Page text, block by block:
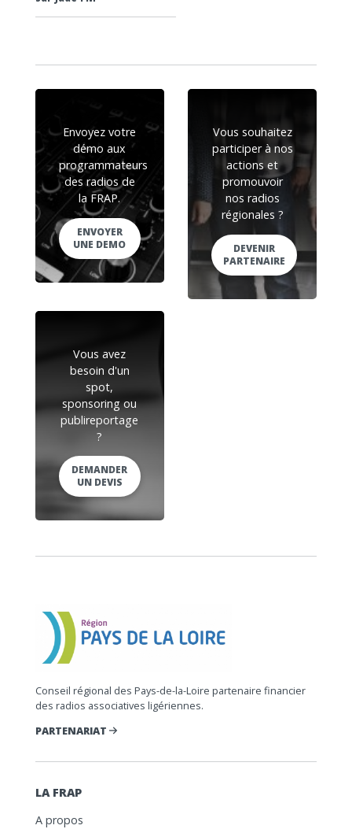
Envoyez votre
démo aux
programmateurs
des radios de
la FRAP.
ENVOYER
UNE DEMO
Vous souhaitez
participer à nos
actions et
promouvoir
nos radios
régionales ?
DEVENIR
PARTENAIRE
Vous avez
besoin d'un
spot,
sponsoring ou
publireportage
?
DEMANDER
UN DEVIS
Conseil régional des Pays-de-la-Loire partenaire financier
des radios associatives ligériennes.
PARTENARIAT
LA FRAP
A propos